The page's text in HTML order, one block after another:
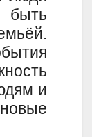
быть
и